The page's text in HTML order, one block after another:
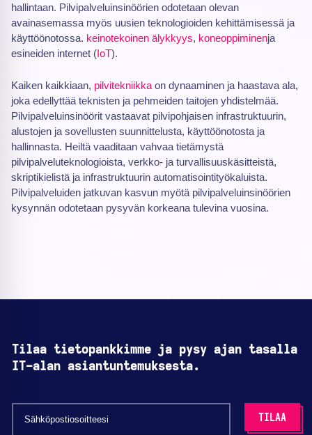
hallintaan. Pilvipalveluinsinöörien odotetaan olevan
avainasemassa myös uusien teknologioiden kehittämisessä ja
käyttöönotossa. keinotekoinen älykkyys, koneoppiminenja
esineiden internet (IoT).
Kaiken kaikkiaan, pilvitekniikka on dynaaminen ja haastava ala,
joka edellyttää teknisten ja pehmeiden taitojen yhdistelmää.
Pilvipalveluinsinöörit vastaavat pilvipohjaisen infrastruktuurin,
alustojen ja sovellusten suunnittelusta, käyttöönotosta ja
hallinnasta. Heiltä vaaditaan vahvaa tietämystä
pilvipalveluteknologioista, verkko- ja turvallisuuskäsitteistä,
skriptikielistä ja infrastruktuurin automatisointityökaluista.
Pilvipalveluiden jatkuvan kasvun myötä pilvipalveluinsinöörien
kysynnän odotetaan pysyvän korkeana tulevina vuosina.
Tilaa tietopankkimme ja pysy ajan tasalla
IT-alan asiantuntemuksesta.